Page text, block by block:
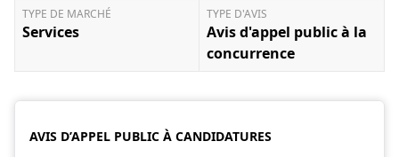
TYPE DE MARCHÉ
Services
TYPE D'AVIS
Avis d'appel public à la
concurrence
AVIS D’APPEL PUBLIC À CANDIDATURES